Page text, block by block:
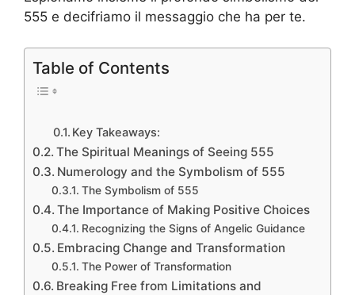
555 e decifriamo il messaggio che ha per te.
Table of Contents
Key Takeaways:
The Spiritual Meanings of Seeing 555
Numerology and the Symbolism of 555
The Symbolism of 555
The Importance of Making Positive Choices
Recognizing the Signs of Angelic Guidance
Embracing Change and Transformation
The Power of Transformation
Breaking Free from Limitations and